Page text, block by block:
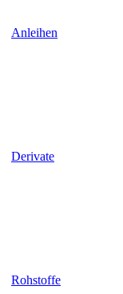
Anleihen
Derivate
Rohstoffe